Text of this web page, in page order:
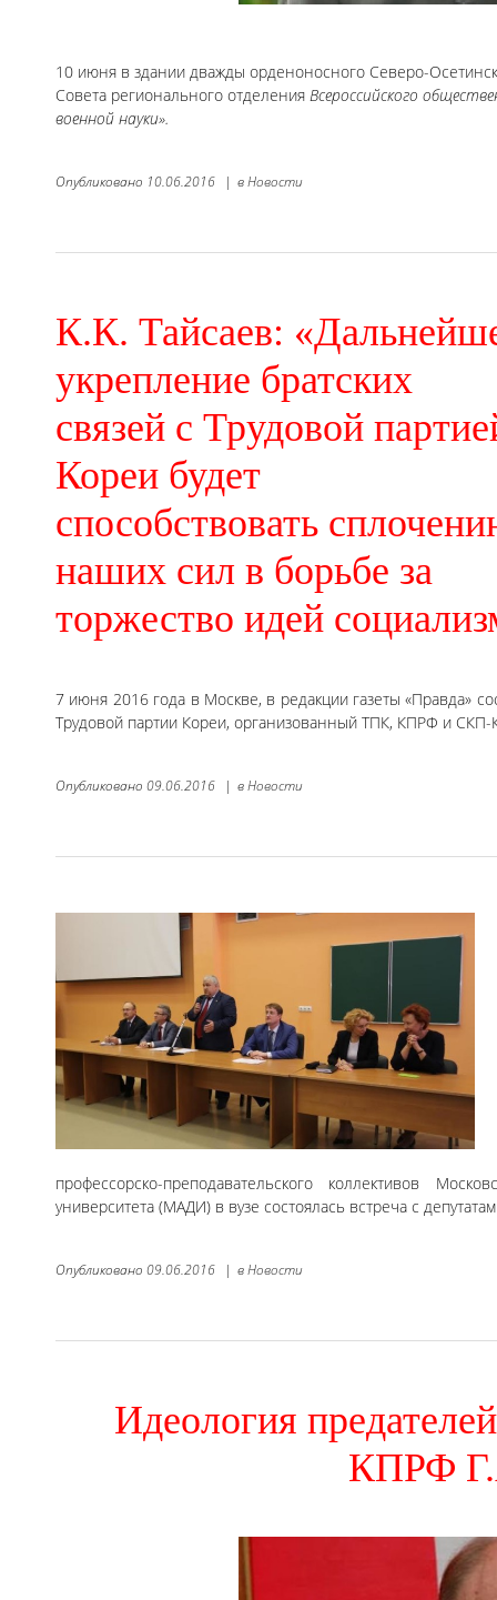
10 июня в здании дважды орденоносного Северо-
Совета регионального отделения Всероссийского
военной науки».
Опубликовано 10.06.2016 | вНовости
К.К. Тайсаев:
укрепление братских
связей с Трудовой
Кореи будет
способствовать
наших сил в борьбе за
торжество идей
7 июня 2016 года в Москве, в редакции газеты «Правда»
Трудовой партии Кореи, организованный ТПК, КПРФ и
Опубликовано 09.06.2016 | вНовости
профессорско-преподавательского коллективов
университета (МАДИ) в вузе состоялась встреча с
Опубликовано 09.06.2016 | вНовости
Идеология
КПРФ